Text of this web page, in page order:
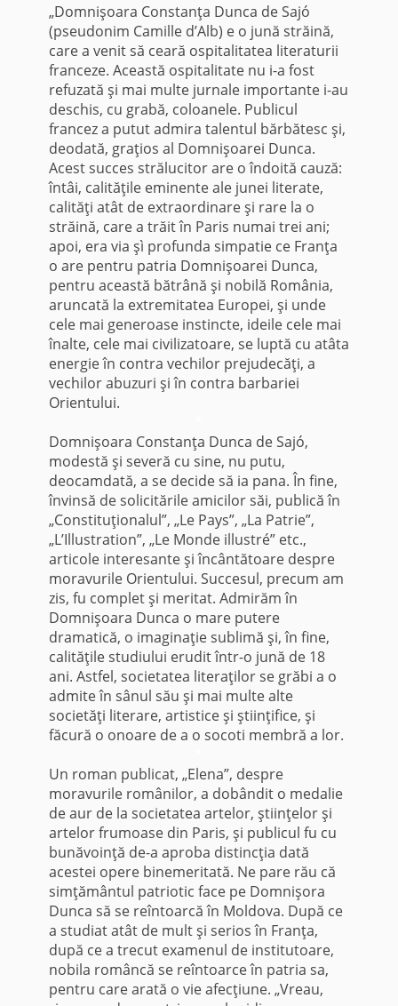
„Domnişoara Constanţa Dunca de Sajó
(pseudonim Camille d’Alb) e o jună străină,
care a venit să ceară ospitalitatea literaturii
franceze. Această ospitalitate nu i-a fost
refuzată şi mai multe jurnale importante i-au
deschis, cu grabă, coloanele. Publicul
francez a putut admira talentul bărbătesc şi,
deodată, graţios al Domnişoarei Dunca.
Acest succes strălucitor are o îndoită cauză:
întâi, calităţile eminente ale junei literate,
calităţi atât de extraordinare şi rare la o
străină, care a trăit în Paris numai trei ani;
apoi, era via şì profunda simpatie ce Franţa
o are pentru patria Domnişoarei Dunca,
pentru această bătrână şi nobilă România,
aruncată la extremitatea Europei, şi unde
cele mai generoase instincte, ideile cele mai
înalte, cele mai civilizatoare, se luptă cu atâta
energie în contra vechilor prejudecăţi, a
vechilor abuzuri şi în contra barbariei
Orientului.
Domnişoara Constanţa Dunca de Sajó,
modestă şi severă cu sine, nu putu,
deocamdată, a se decide să ia pana. În fine,
învinsă de solicitările amicilor săi, publică în
„Constituţionalul”, „Le Pays”, „La Patrie”,
„L’Illustration”, „Le Monde illustré” etc.,
articole interesante şi încântătoare despre
moravurile Orientului. Succesul, precum am
zis, fu complet şi meritat. Admirăm în
Domnişoara Dunca o mare putere
dramatică, o imaginaţie sublimă şi, în fine,
calităţile studiului erudit într-o jună de 18
ani. Astfel, societatea literaţilor se grăbi a o
admite în sânul său şi mai multe alte
societăţi literare, artistice şi ştiinţifice, şi
făcură o onoare de a o socoti membră a lor.
Un roman publicat, „Elena”, despre
moravurile românilor, a dobândit o medalie
de aur de la societatea artelor, ştiinţelor şi
artelor frumoase din Paris, şi publicul fu cu
bunăvoinţă de-a aproba distincţia dată
acestei opere binemeritată. Ne pare rău că
simţământul patriotic face pe Domnişora
Dunca să se reîntoarcă în Moldova. După ce
a studiat atât de mult şi serios în Franţa,
după ce a trecut examenul de institutoare,
nobila româncă se reîntoarce în patria sa,
pentru care arată o vie afecţiune. „Vreau,